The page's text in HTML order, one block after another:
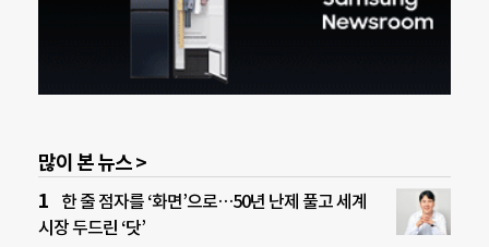
많이 본 뉴스 >
한 줄 점자를 ‘화면’으로…50년 난제 풀고 세계
시장 두드린 ‘닷’